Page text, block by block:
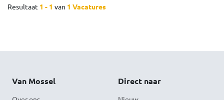
Resultaat 1 - 1 van 1 Vacatures
Van Mossel Direct naar